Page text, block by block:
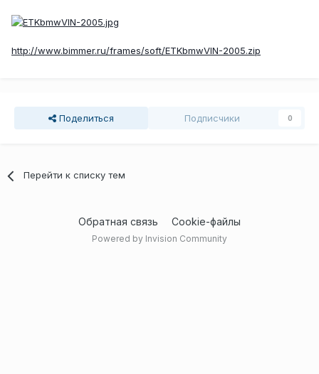
http://www.bimmer.ru/frames/soft/ETKbmwVIN-2005.zip
Поделиться Подписчики 0
Перейти к списку тем
Обратная связь Cookie-файлы
Powered by Invision Community